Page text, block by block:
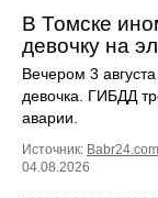
В Томске
девочку на
Вечером 3
девочка. ГИБДД
аварии.
Источник: Babr24.com
04.08.2026